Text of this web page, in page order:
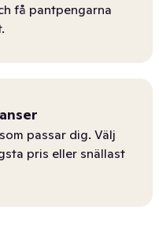
få pantpengarna
passar dig. Välj
pris eller snällast